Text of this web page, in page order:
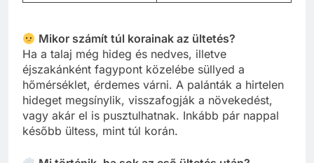
Mikor számít túl korainak az ültetés?
Ha a talaj még hideg és nedves, illetve
éjszakánként fagypont közelébe süllyed a
hőmérséklet, érdemes várni. A palánták a hirtelen
hideget megsínylik, visszafogják a növekedést,
vagy akár el is pusztulhatnak. Inkább pár nappal
később ültess, mint túl korán.